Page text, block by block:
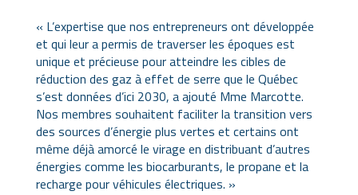
« L’expertise que nos entrepreneurs ont développée
et qui leur a permis de traverser les époques est
unique et précieuse pour atteindre les cibles de
réduction des gaz à effet de serre que le Québec
s’est données d’ici 2030, a ajouté Mme Marcotte.
Nos membres souhaitent faciliter la transition vers
des sources d’énergie plus vertes et certains ont
même déjà amorcé le virage en distribuant d’autres
énergies comme les biocarburants, le propane et la
recharge pour véhicules électriques. »